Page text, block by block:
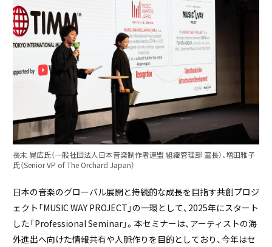
⻑末 晃広氏（⼀般社団法⼈⽇本⾳楽制作者連盟 組織管理部 室⻑）、増⽥雅⼦
氏（Senior VP of The Orchard Japan）
日本の音楽のグローバル展開と持続的な成長を目指す共創プロジ
ェクト「MUSIC WAY PROJECT」の一環として、2025年にスタート
した「Professional Seminar」。本セミナーは、アーティストの海
外進出へ向けた情報共有や人脈作りを目的としており、今年はセ